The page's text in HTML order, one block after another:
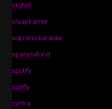
skyfall
slaapkamer
soprano karaoke
spanplafond
spotify
sunfly
syntra